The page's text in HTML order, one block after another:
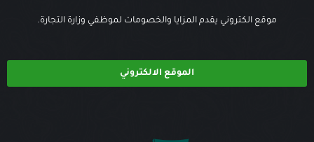
موقع الكتروني يقدم المزايا والخصومات لموظفي وزارة التجارة.
الموقع الالكتروني